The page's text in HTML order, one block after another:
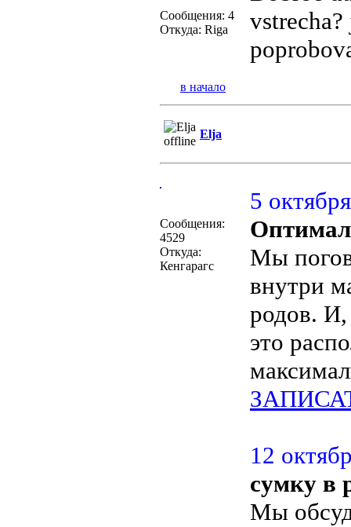
Сообщения: 4
Откуда: Riga
в начало
Elja
Сообщения:
4529
Откуда:
Кенгарагс
5
Мы
внутри
родов. И,
это
12
сумку в
Мы